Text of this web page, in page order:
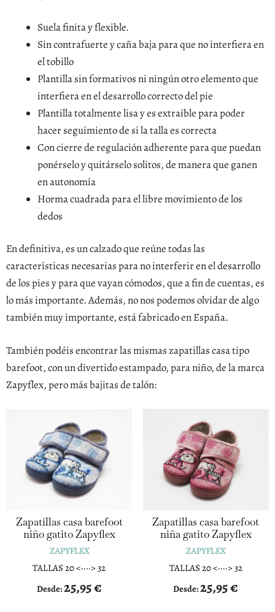
Suela finita y flexible.
Sin contrafuerte y caña baja para que no interfiera en
el tobillo
Plantilla sin formativos ni ningún otro elemento que
interfiera en el desarrollo correcto del pie
Plantilla totalmente lisa y es extraíble para poder
hacer seguimiento de si la talla es correcta
Con cierre de regulación adherente para que puedan
ponérselo y quitárselo solitos, de manera que ganen
en autonomía
Horma cuadrada para el libre movimiento de los
dedos
En definitiva, es un calzado que reúne todas las
características necesarias para no interferir en el desarrollo
de los pies y para que vayan cómodos, que a fin de cuentas, es
lo más importante. Además, no nos podemos olvidar de algo
también muy importante, está fabricado en España.
También podéis encontrar las mismas zapatillas casa tipo
barefoot, con un divertido estampado, para niño, de la marca
Zapyflex, pero más bajitas de talón:
Zapatillas casa barefoot
niño gatito Zapyflex
ZAPYFLEX
TALLAS 20 <····> 32
Desde:25,95€
Zapatillas casa barefoot
niña gatito Zapyflex
ZAPYFLEX
TALLAS 20 <····> 32
Desde:25,95€